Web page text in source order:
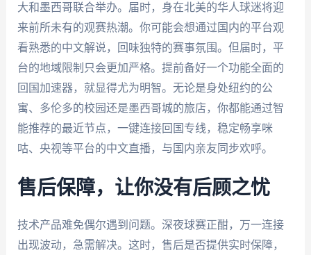
大和墨西哥联合举办。届时，身在北美的华人球迷将迎
来前所未有的观赛热潮。你可能会想通过国内的平台观
看熟悉的中文解说，回味独特的赛事氛围。但届时，平
台的地域限制只会更加严格。提前备好一个功能全面的
回国加速器，就显得尤为明智。无论是身处纽约的公
寓、多伦多的校园还是墨西哥城的旅店，你都能通过智
能推荐的最近节点，一键连接回国专线，稳定畅享咪
咕、央视等平台的中文直播，与国内亲友同步欢呼。
售后保障，让你没有后顾之忧
技术产品难免偶尔遇到问题。深夜球赛正酣，万一连接
出现波动，急需解决。这时，售后是否提供实时保障，